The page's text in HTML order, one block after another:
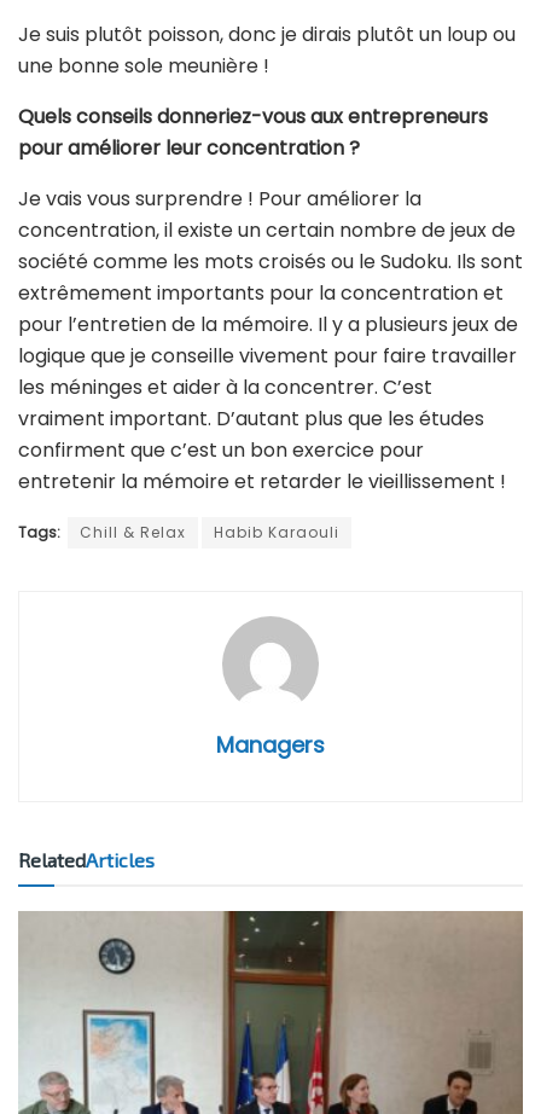
Je suis plutôt poisson, donc je dirais plutôt un loup ou
une bonne sole meunière !
Quels conseils donneriez-vous aux entrepreneurs
pour améliorer leur concentration ?
Je vais vous surprendre ! Pour améliorer la
concentration, il existe un certain nombre de jeux de
société comme les mots croisés ou le Sudoku. Ils sont
extrêmement importants pour la concentration et
pour l’entretien de la mémoire. Il y a plusieurs jeux de
logique que je conseille vivement pour faire travailler
les méninges et aider à la concentrer. C’est
vraiment important. D’autant plus que les études
confirment que c’est un bon exercice pour
entretenir la mémoire et retarder le vieillissement !
Tags: Chill & Relax Habib Karaouli
Managers
RelatedArticles